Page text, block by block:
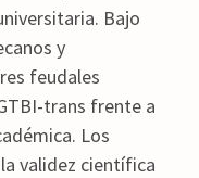
Bajo
y
feudales
trans frente a
Los
validez científica